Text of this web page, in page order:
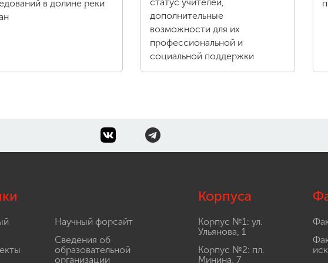
в долине реки
статус учителей,
дополнительные
возможности для их
профессиональной и
социальной поддержки
Научный форсайт
Сведения об
образовательной
организации
Корпуса
Корпус №1: ул.
Ульянова, 1
Корпус №2: пл.
Минина, 7